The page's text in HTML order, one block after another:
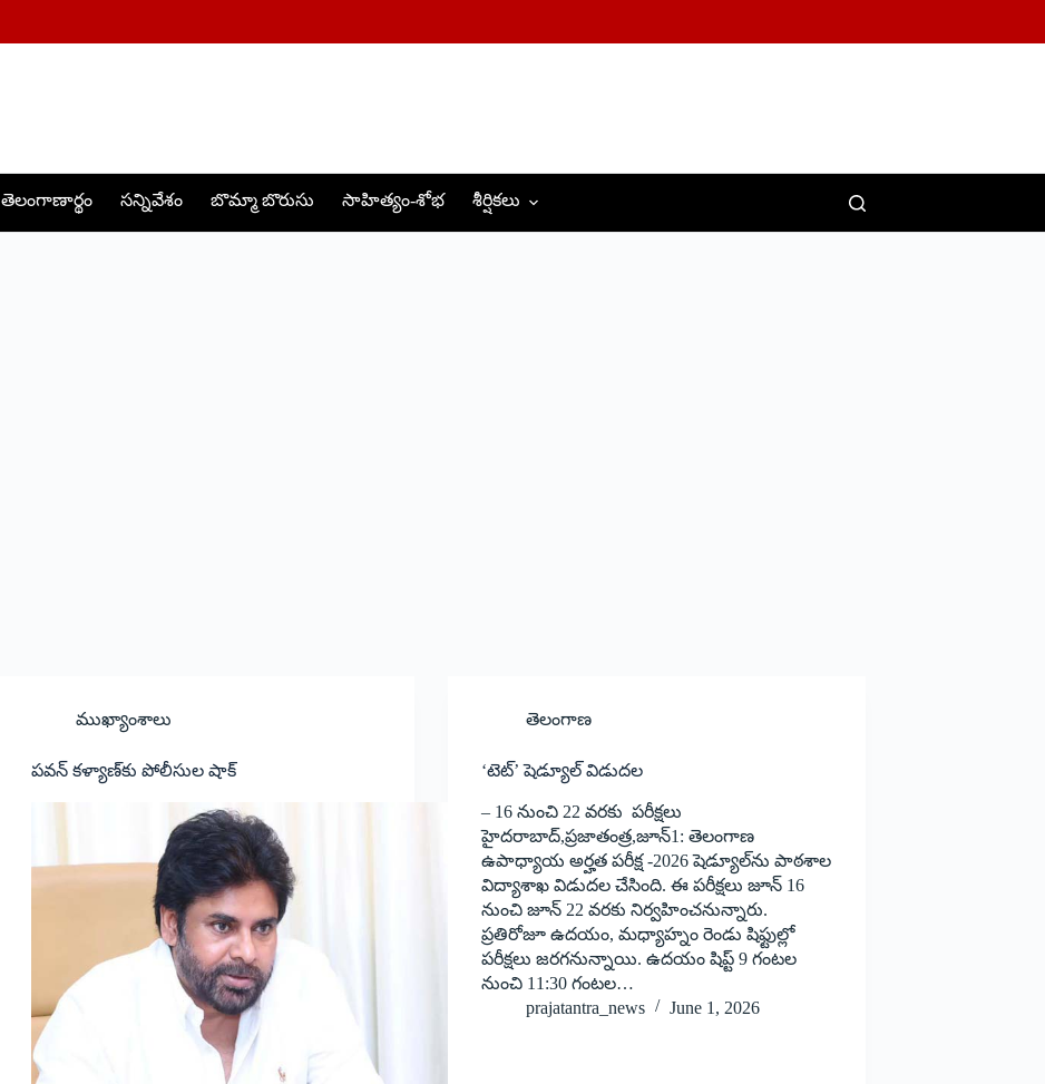
తెలంగాణార్థం సన్నివేశం బొమ్మా బొరుసు సాహిత్యం-శోభ శీర్షికలు
ముఖ్యాంశాలు
పవన్‌ ‌కళ్యాణ్‌కు పోలీసుల షాక్‌
తెలంగాణ
‘టెట్‌’ షెడ్యూల్‌ ‌విడుదల
– 16 ‌నుంచి 22 ‌వరకు పరీక్షలు
హైదరాబాద్‌,‌ప్రజాతంత్ర,జూన్‌1: ‌తెలంగాణ
ఉపాధ్యాయ అర్హత పరీక్ష -2026 షెడ్యూల్‌ను పాఠశాల
విద్యాశాఖ విడుదల చేసింది. ఈ పరీక్షలు జూన్‌ 16
‌నుంచి జూన్‌ 22 ‌వరకు నిర్వహించనున్నారు.
ప్రతిరోజూ ఉదయం, మధ్యాహ్నం రెండు షిఫ్టుల్లో
పరీక్షలు జరగనున్నాయి. ఉదయం షిప్ట్ 9 ‌గంటల
నుంచి 11:30 గంటల…
prajatantra_news
June 1, 2026